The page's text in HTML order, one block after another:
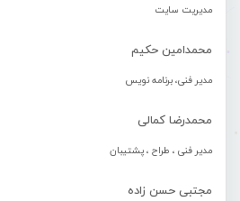
مدیریت سایت
محمدامین حکیم
مدیر فنی، برنامه نویس
محمدرضا کمالی
مدیر فنی ، طراح ، پشتیبان
مجتبی حسن زاده